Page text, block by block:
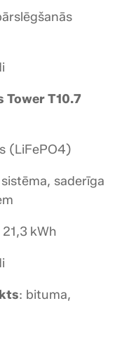
Tower T10.7
(LiFePO4)
saderīga
kWh
: bituma,